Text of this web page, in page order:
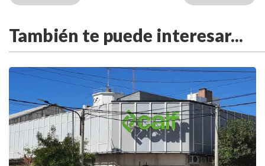
También te puede interesar...